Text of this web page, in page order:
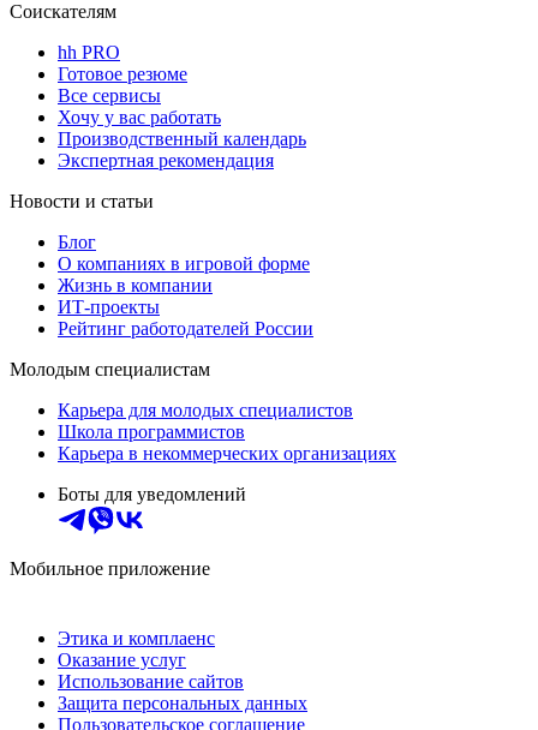
Соискателям
hh PRO
Готовое резюме
Все сервисы
Хочу у вас работать
Производственный календарь
Экспертная рекомендация
Новости и статьи
Блог
О компаниях в игровой форме
Жизнь в компании
ИТ-проекты
Рейтинг работодателей России
Молодым специалистам
Карьера для молодых специалистов
Школа программистов
Карьера в некоммерческих организациях
Боты для уведомлений
Мобильное приложение
Этика и комплаенс
Оказание услуг
Использование сайтов
Защита персональных данных
Пользовательское соглашение